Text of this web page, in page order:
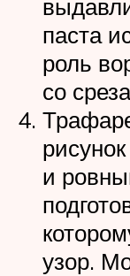
паста
роль
со
и
узор.